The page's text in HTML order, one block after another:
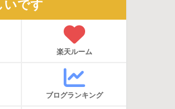
いです
楽天ルーム
ブログランキング